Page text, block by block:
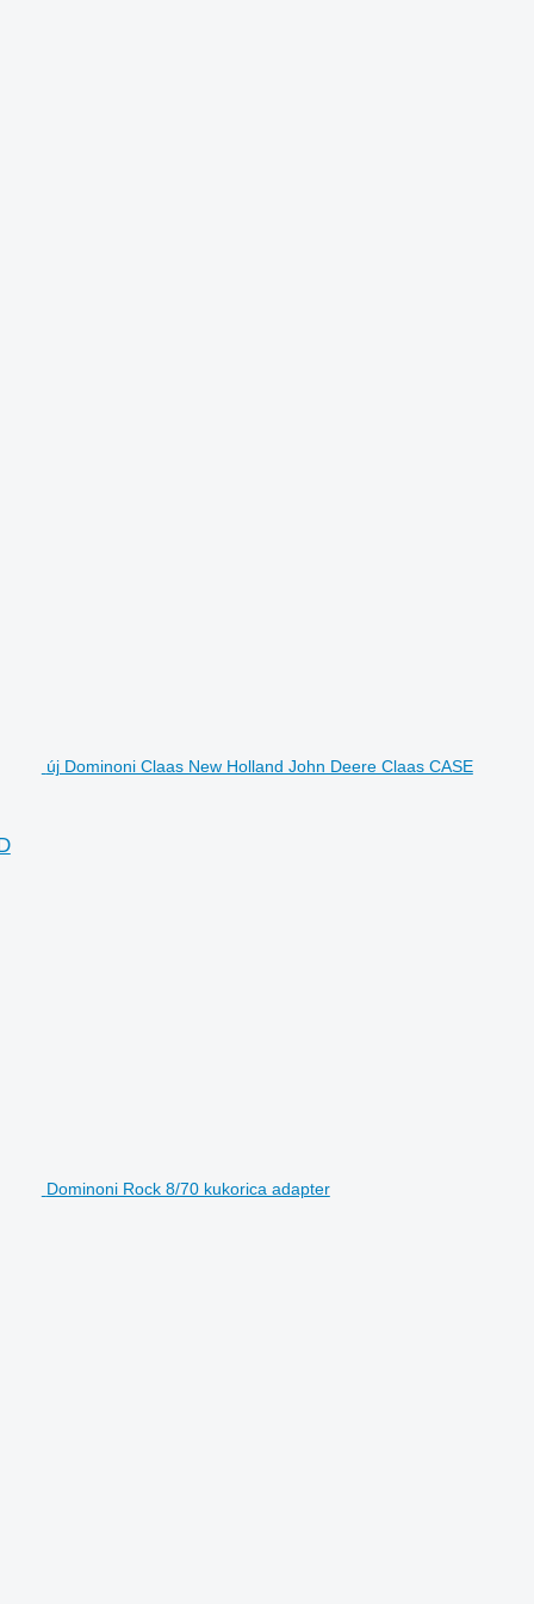
új Dominoni Claas New Holland John Deere Claas CASE
Dominoni Rock 8/70 kukorica adapter